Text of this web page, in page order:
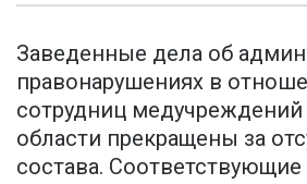
Заведенные дела об
правонарушениях в
сотрудниц медучреждений
области прекращены за
состава.